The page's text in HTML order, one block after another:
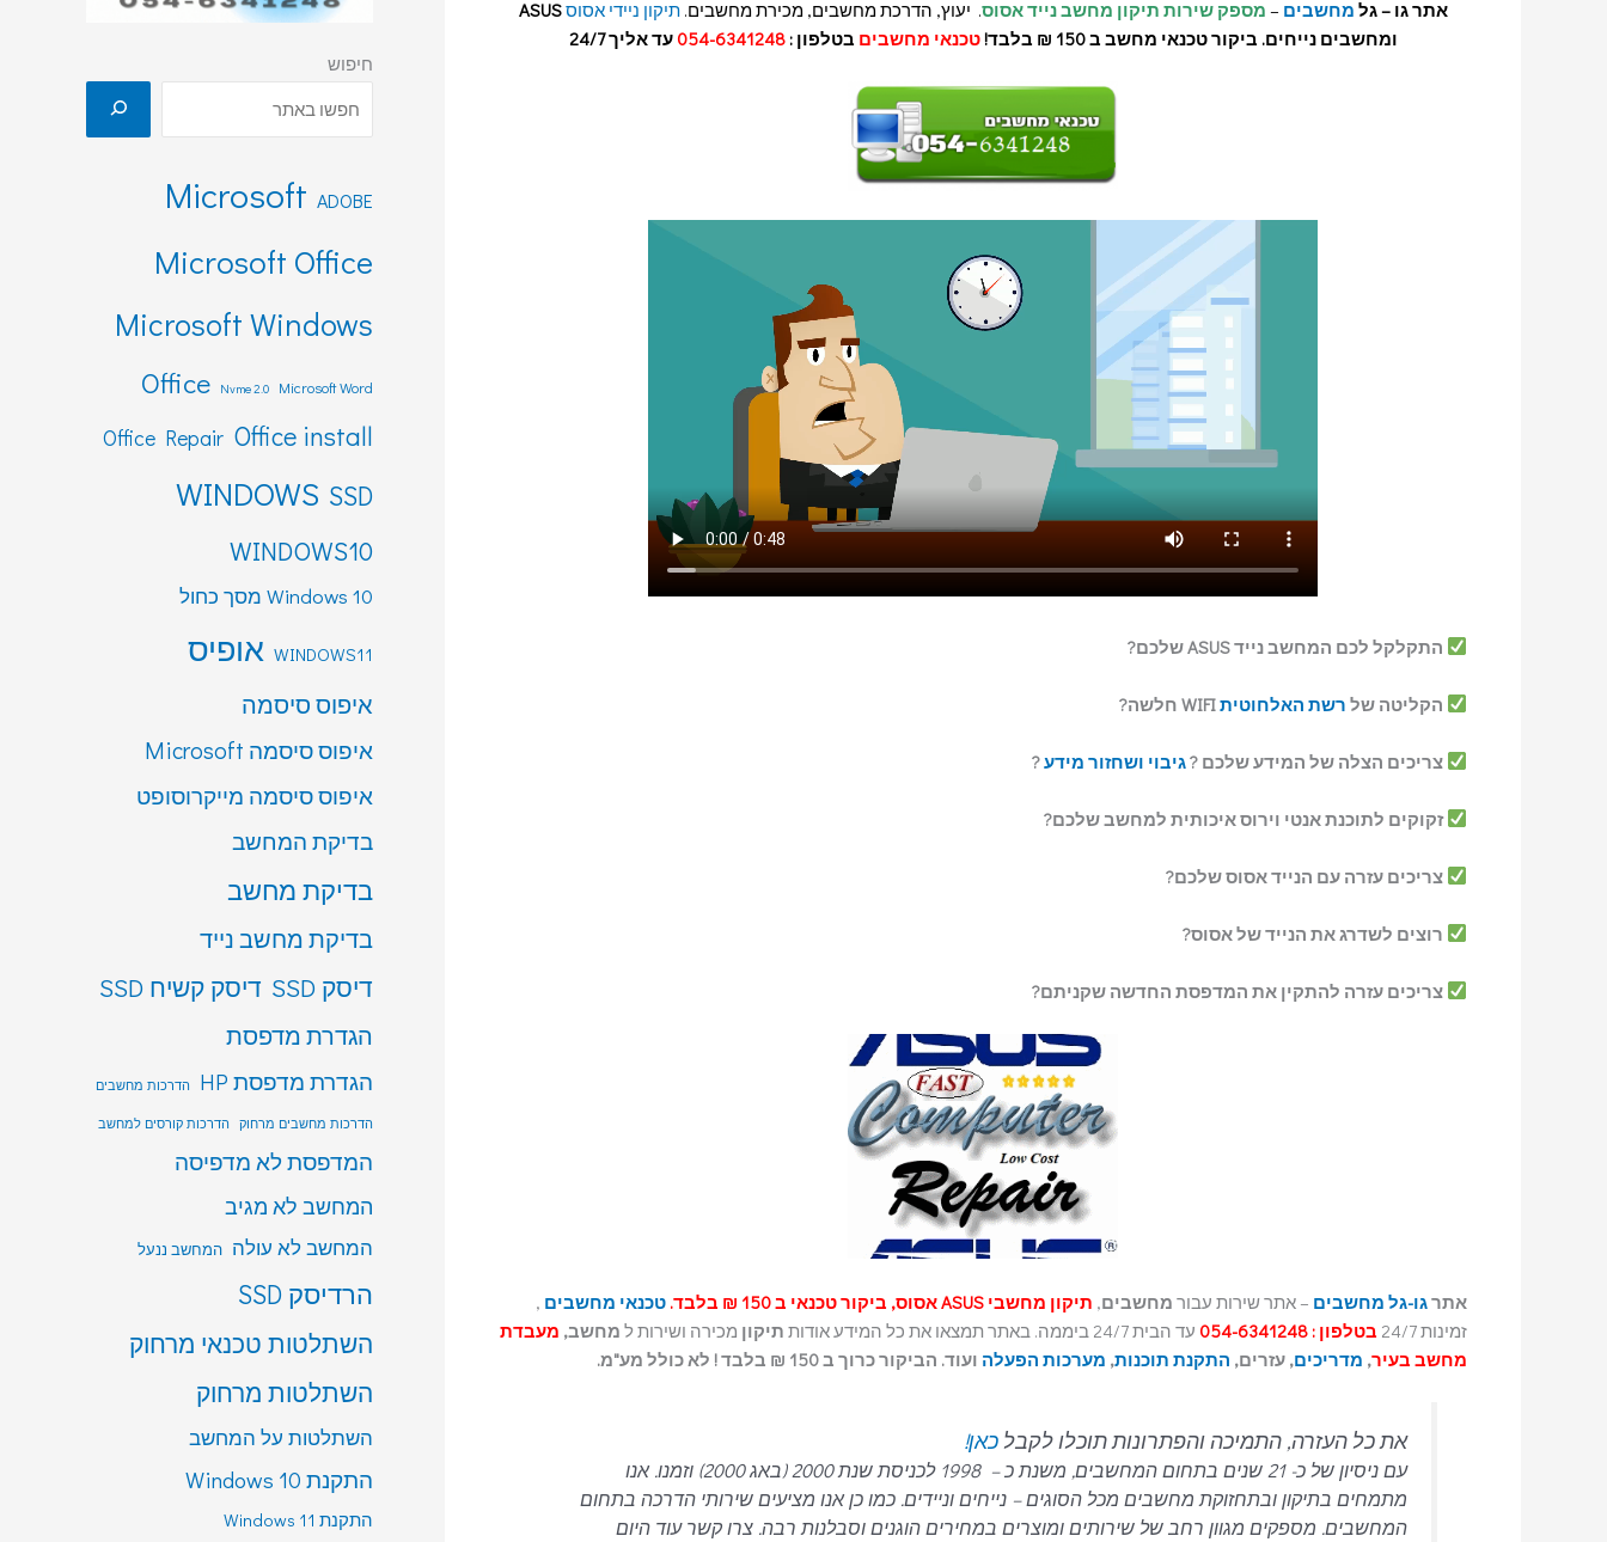
אתר גו – גל מחשבים – מספק שירות תיקון מחשב נייד אסוס. יעוץ, הדרכת מחשבים, מכירת מחשבים.תיקון ניידי אסוסASUS
ומחשבים נייחים. ביקור טכנאי מחשב ב 150 ₪ בלבד! טכנאי מחשבים בטלפון :054-6341248 עד אליך 24/7
התקלקל לכם המחשב נייד ASUS שלכם?
הקליטה של רשת האלחוטיתWIFI חלשה?
צריכים הצלה של המידע שלכם ?גיבוי ושחזור מידע?
זקוקים לתוכנת אנטי וירוס איכותית למחשב שלכם?
צריכים עזרה עם הנייד אסוס שלכם?
רוצים לשדרג את הנייד של אסוס?
צריכים עזרה להתקין את המדפסת החדשה שקניתם?
אתרגו-גל מחשבים – אתר שירות עבור מחשבים, תיקון מחשבי ASUS אסוס, ביקור טכנאי ב 150 ₪ בלבד. טכנאי מחשבים ,
זמינות 24/7
בטלפון : 054-6341248 עד הבית 24/7 ביממה. באתר תמצאו את כל המידע אודות תיקון מכירה ושירות ל מחשב, מעבדת
מחשב בעיר, מדריכים, עזרים, התקנת תוכנות, מערכות הפעלה ועוד. הביקור כרוך ב 150 ₪ בלבד ! לא כולל מע"מ.
את כל העזרה, התמיכה והפתרונות תוכלו לקבלכאן!
עם ניסיון של כ- 21 שנים בתחום המחשבים, משנת כ – 1998 לכניסת שנת 2000 (באג 2000) וזמנו. אנו
מתמחים בתיקון ובתחזוקת מחשבים מכל הסוגים – נייחים וניידים. כמו כן אנו מציעים שירותי הדרכה בתחום
המחשבים. מספקים מגוון רחב של שירותים ומוצרים במחירים הוגנים וסבלנות רבה. צרו קשר עוד היום
חיפוש
ADOBE
Microsoft
Microsoft Office
Microsoft Windows
Microsoft Word
Nvme 2.0
Office
Office install
Office Repair
SSD
WINDOWS
WINDOWS10
Windows 10 מסך כחול
WINDOWS11 אופיס
איפוס סיסמה
איפוס סיסמה Microsoft
איפוס סיסמה מייקרוסופט
בדיקת המחשב
בדיקת מחשב
בדיקת מחשב נייד
דיסק SSD דיסק קשיח SSD
הגדרת מדפסת
הגדרת מדפסת HP הדרכות מחשבים
הדרכות מחשבים מרחוק הדרכות קורסים למחשב
המדפסת לא מדפיסה
המחשב לא מגיב
המחשב לא עולה המחשב ננעל
הרדיסק SSD
השתלטות טכנאי מרחוק
השתלטות מרחוק
השתלטות על המחשב
התקנת Windows 10
התקנת Windows 11